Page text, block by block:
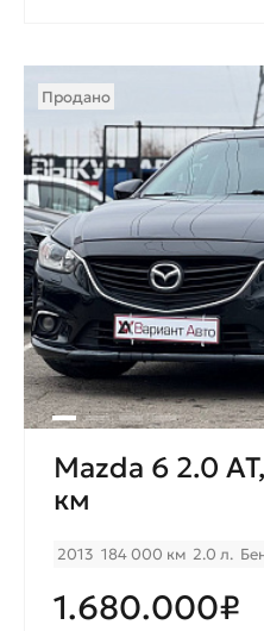
Продано
Mazda 6 2.0
км
2013 184 000 км 2.0 л.
1.680.000₽